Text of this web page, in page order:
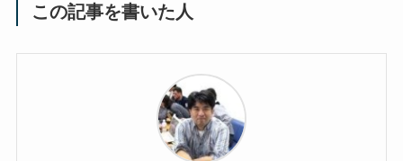
この記事を書いた人